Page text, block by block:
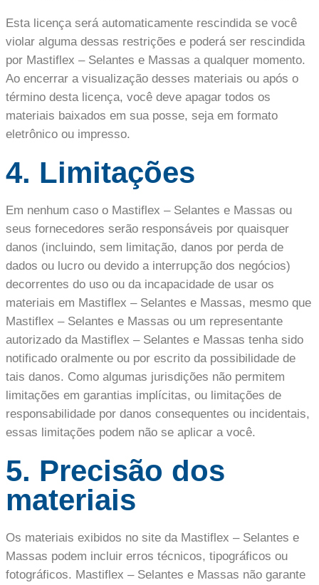
Esta licença será automaticamente rescindida se você
violar alguma dessas restrições e poderá ser rescindida
por Mastiflex – Selantes e Massas a qualquer momento.
Ao encerrar a visualização desses materiais ou após o
término desta licença, você deve apagar todos os
materiais baixados em sua posse, seja em formato
eletrônico ou impresso.
4. Limitações
Em nenhum caso o Mastiflex – Selantes e Massas ou
seus fornecedores serão responsáveis ​​por quaisquer
danos (incluindo, sem limitação, danos por perda de
dados ou lucro ou devido a interrupção dos negócios)
decorrentes do uso ou da incapacidade de usar os
materiais em Mastiflex – Selantes e Massas, mesmo que
Mastiflex – Selantes e Massas ou um representante
autorizado da Mastiflex – Selantes e Massas tenha sido
notificado oralmente ou por escrito da possibilidade de
tais danos. Como algumas jurisdições não permitem
limitações em garantias implícitas, ou limitações de
responsabilidade por danos consequentes ou incidentais,
essas limitações podem não se aplicar a você.
5. Precisão dos
materiais
Os materiais exibidos no site da Mastiflex – Selantes e
Massas podem incluir erros técnicos, tipográficos ou
fotográficos. Mastiflex – Selantes e Massas não garante